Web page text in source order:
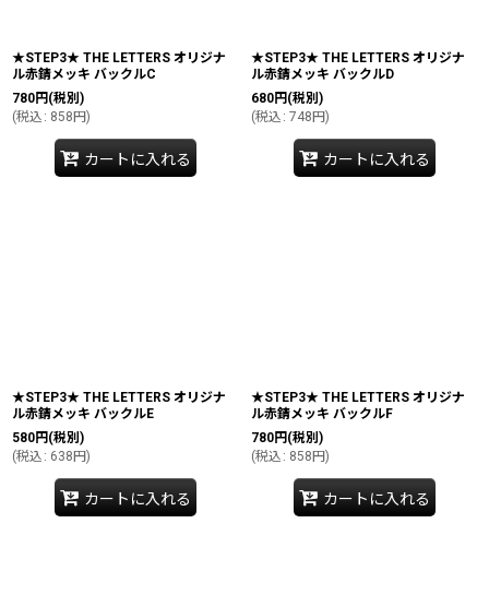
★STEP3★ THE LETTERS オリジナ
ル赤錆メッキ バックルC
780円 (税別)
(税込 : 858 円)
カートに入れる
★STEP3★ THE LETTERS オリジナ
ル赤錆メッキ バックルD
680円 (税別)
(税込 : 748 円)
カートに入れる
★STEP3★ THE LETTERS オリジナ
ル赤錆メッキ バックルE
580円 (税別)
(税込 : 638 円)
カートに入れる
★STEP3★ THE LETTERS オリジナ
ル赤錆メッキ バックルF
780円 (税別)
(税込 : 858 円)
カートに入れる